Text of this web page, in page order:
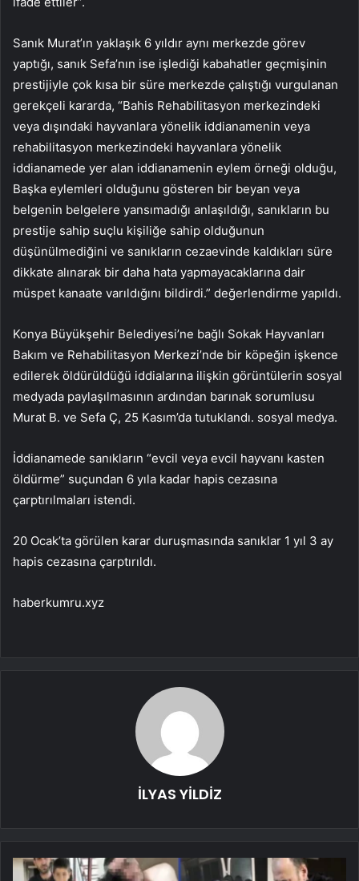
Sanık Murat’ın yaklaşık 6 yıldır aynı merkezde görev
yaptığı, sanık Sefa’nın ise işlediği kabahatler geçmişinin
prestijiyle çok kısa bir süre merkezde çalıştığı vurgulanan
gerekçeli kararda, “Bahis Rehabilitasyon merkezindeki
veya dışındaki hayvanlara yönelik iddianamenin veya
rehabilitasyon merkezindeki hayvanlara yönelik
iddianamede yer alan iddianamenin eylem örneği olduğu,
Başka eylemleri olduğunu gösteren bir beyan veya
belgenin belgelere yansımadığı anlaşıldığı, sanıkların bu
prestije sahip suçlu kişiliğe sahip olduğunun
düşünülmediğini ve sanıkların cezaevinde kaldıkları süre
dikkate alınarak bir daha hata yapmayacaklarına dair
müspet kanaate varıldığını bildirdi.” değerlendirme yapıldı.
Konya Büyükşehir Belediyesi’ne bağlı Sokak Hayvanları
Bakım ve Rehabilitasyon Merkezi’nde bir köpeğin işkence
edilerek öldürüldüğü iddialarına ilişkin görüntülerin sosyal
medyada paylaşılmasının ardından barınak sorumlusu
Murat B. ve Sefa Ç, 25 Kasım’da tutuklandı. sosyal medya.
İddianamede sanıkların “evcil veya evcil hayvanı kasten
öldürme” suçundan 6 yıla kadar hapis cezasına
çarptırılmaları istendi.
20 Ocak’ta görülen karar duruşmasında sanıklar 1 yıl 3 ay
hapis cezasına çarptırıldı.
haberkumru.xyz
İLYAS YİLDİZ